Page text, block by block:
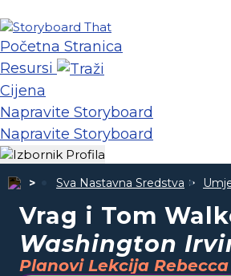
Početna Stranica
Resursi
Cijena
Napravite Storyboard
Napravite Storyboard
Sva Nastavna Sredstva
Vrag i Tom
Washington
Planovi Lekcija